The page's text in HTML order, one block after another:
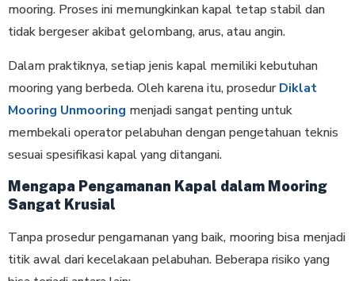
mooring. Proses ini memungkinkan kapal tetap stabil dan
tidak bergeser akibat gelombang, arus, atau angin.
Dalam praktiknya, setiap jenis kapal memiliki kebutuhan
mooring yang berbeda. Oleh karena itu, prosedurDiklat
Mooring Unmooring menjadi sangat penting untuk
membekali operator pelabuhan dengan pengetahuan teknis
sesuai spesifikasi kapal yang ditangani.
Mengapa Pengamanan Kapal dalam Mooring
Sangat Krusial
Tanpa prosedur pengamanan yang baik, mooring bisa menjadi
titik awal dari kecelakaan pelabuhan. Beberapa risiko yang